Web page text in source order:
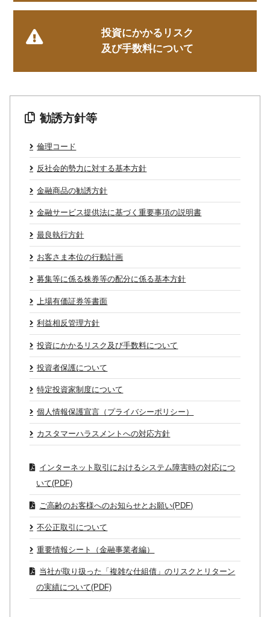
投資にかかるリスク
及び手数料について
勧誘方針等
倫理コード
反社会的勢力に対する基本方針
金融商品の勧誘方針
金融サービス提供法に基づく重要事項の説明書
最良執行方針
お客さま本位の行動計画
募集等に係る株券等の配分に係る基本方針
上場有価証券等書面
利益相反管理方針
投資にかかるリスク及び手数料について
投資者保護について
特定投資家制度について
個人情報保護宣言（プライバシーポリシー）
カスタマーハラスメントへの対応方針
インターネット取引におけるシステム障害時の対応につ
いて(PDF)
ご高齢のお客様へのお知らせとお願い(PDF)
不公正取引について
重要情報シート（金融事業者編）
当社が取り扱った「複雑な仕組債」のリスクとリターン
の実績について(PDF)